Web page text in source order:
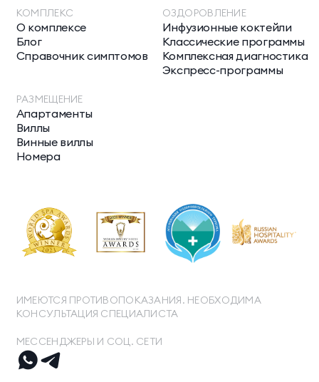
ТЕЛЕФОН ДЛЯ СВЯЗИ
КОМПЛЕКС
О комплексе
Блог
Справочник симптомов
ОЗДОРОВЛЕНИЕ
Инфузионные коктейли
Классические программы
Комплексная диагностика
Экспресс-программы
РАЗМЕЩЕНИЕ
Апартаменты
Виллы
Винные виллы
Номера
ИМЕЮТСЯ ПРОТИВОПОКАЗАНИЯ. НЕОБХОДИМА
КОНСУЛЬТАЦИЯ СПЕЦИАЛИСТА
МЕССЕНДЖЕРЫ И СОЦ. СЕТИ